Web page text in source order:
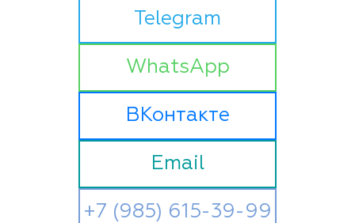
Telegram
WhatsApp
ВКонтакте
Email
+7 (985) 615-39-99